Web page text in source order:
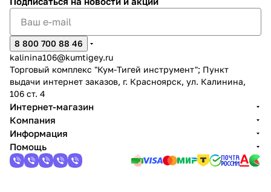
8 800 700 88 46
kalinina106@kumtigey.ru
Торговый комплекс "Кум-Тигей инструмент"; Пункт
выдачи интернет заказов, г. Красноярск, ул. Калинина,
106 ст. 4
Интернет-магазин
Компания
Информация
Помощь